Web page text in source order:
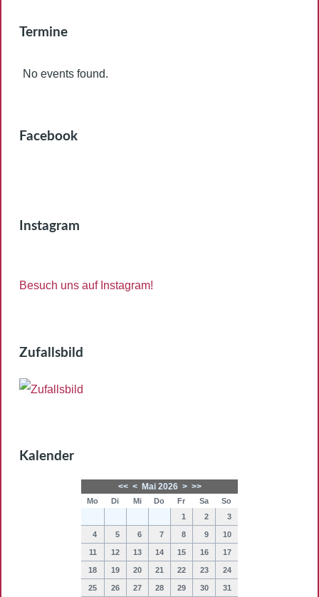
Termine
No events found.
Facebook
Instagram
Besuch uns auf Instagram!
Zufallsbild
Kalender
<< < Mai 2026 > >>
Mo Di Mi Do Fr Sa
So
1
2 3
4 5 6 7 8 9 10
11 12 13 14 15 16 17
18 19 20 21 22 23 24
25 26 27 28 29 30 31